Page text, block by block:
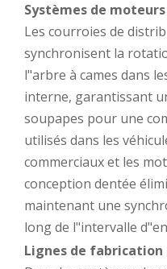
Systèmes de
Les courroies de
synchronisent la
l"arbre à cames dans
interne, garantissant
soupapes pour une
utilisés dans les
commerciaux et les
conception dentée
maintenant une
long de l"intervalle
Lignes de